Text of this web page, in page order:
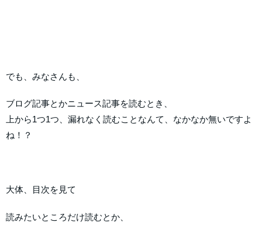
でも、みなさんも、
ブログ記事とかニュース記事を読むとき、
上から1つ1つ、漏れなく読むことなんて、なかなか無いですよ
ね！？
大体、目次を見て
読みたいところだけ読むとか、